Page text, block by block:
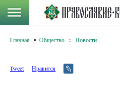
Главная Общество : Новости
Tweet Нравится